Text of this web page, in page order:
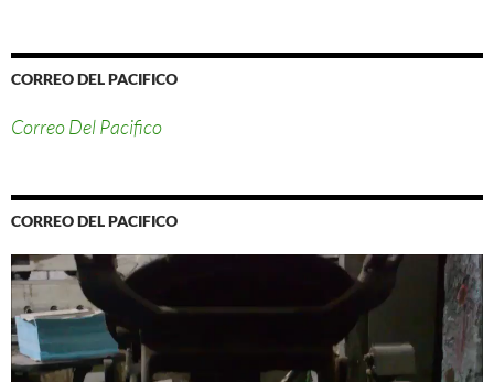
CORREO DEL PACIFICO
Correo Del Pacifico
CORREO DEL PACIFICO